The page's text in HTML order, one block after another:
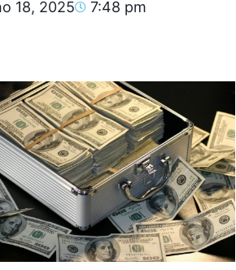
18, 2025 7:48 pm